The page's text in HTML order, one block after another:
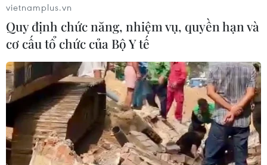
vietnamplus.vn
Quy định chức năng, nhiệm vụ, quyền hạn và
cơ cấu tổ chức của Bộ Y tế